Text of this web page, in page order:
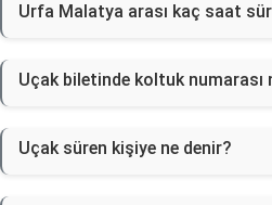
Urfa Malatya arası kaç saat
Uçak biletinde koltuk numarası
Uçak süren kişiye ne denir?